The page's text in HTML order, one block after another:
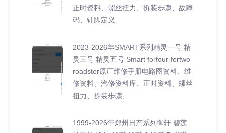
正时资料、螺丝扭力、拆装步骤、故障
码、针脚定义
2023-2026年SMART系列精灵一号 精
灵三号 精灵五号 Smart forfour fortwo
roadster原厂维修手册电路图资料、维
修资料、汽修资料库、正时资料、螺丝
扭力、拆装步骤、
1999-2026年郑州日产系列御轩 碧莲